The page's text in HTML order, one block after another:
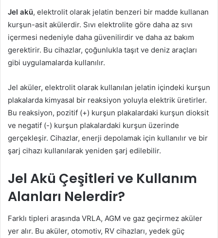
Jel akü, elektrolit olarak jelatin benzeri bir madde kullanan
kurşun-asit akülerdir. Sıvı elektrolite göre daha az sıvı
içermesi nedeniyle daha güvenilirdir ve daha az bakım
gerektirir. Bu cihazlar, çoğunlukla taşıt ve deniz araçları
gibi uygulamalarda kullanılır.
Jel aküler, elektrolit olarak kullanılan jelatin içindeki kurşun
plakalarda kimyasal bir reaksiyon yoluyla elektrik üretirler.
Bu reaksiyon, pozitif (+) kurşun plakalardaki kurşun dioksit
ve negatif (-) kurşun plakalardaki kurşun üzerinde
gerçekleşir. Cihazlar, enerji depolamak için kullanılır ve bir
şarj cihazı kullanılarak yeniden şarj edilebilir.
Jel Akü Çeşitleri ve Kullanım
Alanları Nelerdir?
Farklı tipleri arasında VRLA, AGM ve gaz geçirmez aküler
yer alır. Bu aküler, otomotiv, RV cihazları, yedek güç